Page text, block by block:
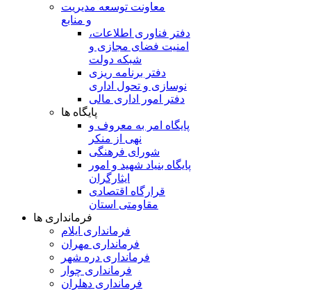
معاونت توسعه مدیریت
و منابع
دفتر فناوری اطلاعات،
امنیت فضای مجازی و
شبکه دولت
دفتر برنامه ریزی
نوسازی و تحول اداری
دفتر امور اداری مالی
پایگاه ها
پایگاه امر به معروف و
نهی از منکر
شورای فرهنگی
پایگاه بنیاد شهید و امور
ایثارگران
قرارگاه اقتصادی
مقاومتی استان
فرمانداری ها
فرمانداری ایلام
فرمانداری مهران
فرمانداری دره شهر
فرمانداری چوار
فرمانداری دهلران